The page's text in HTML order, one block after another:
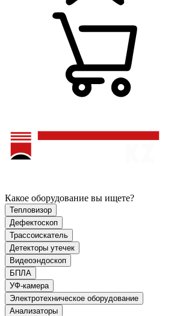
Какое оборудование вы ищете?
Тепловизор
Дефектоскоп
Трассоискатель
Детекторы утечек
Видеоэндоскоп
БПЛА
УФ-камера
Электротехническое оборудование
Анализаторы